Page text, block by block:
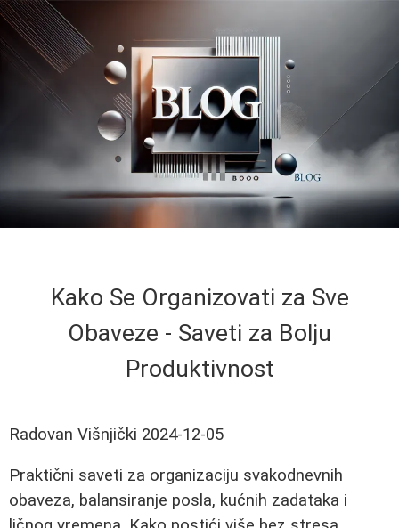
Kako Se Organizovati za Sve
Obaveze - Saveti za Bolju
Produktivnost
Radovan Višnjički 2024-12-05
Praktični saveti za organizaciju svakodnevnih
obaveza, balansiranje posla, kućnih zadataka i